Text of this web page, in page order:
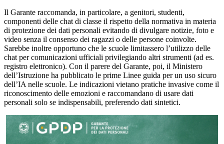
Il Garante raccomanda, in particolare, a genitori, studenti,
componenti delle chat di classe il rispetto della normativa in materia
di protezione dei dati personali evitando di divulgare notizie, foto e
video senza il consenso dei ragazzi o delle persone coinvolte.
Sarebbe inoltre opportuno che le scuole limitassero l’utilizzo delle
chat per comunicazioni ufficiali privilegiando altri strumenti (ad es.
registro elettronico). Con il parere del Garante, poi, il Ministero
dell’Istruzione ha pubblicato le prime Linee guida per un uso sicuro
dell’IA nelle scuole. Le indicazioni vietano pratiche invasive come il
riconoscimento delle emozioni e raccomandano di usare dati
personali solo se indispensabili, preferendo dati sintetici.